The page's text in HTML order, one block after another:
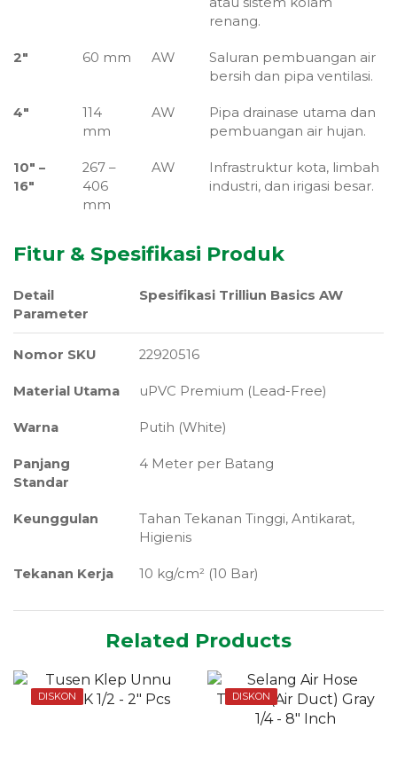
renang.
2″ 60 mm AW
Saluran pembuangan air
bersih dan pipa ventilasi.
4″
114
mm
AW
Pipa drainase utama dan
pembuangan air hujan.
10″ –
16″
267 –
406
mm
AW
Infrastruktur kota, limbah
industri, dan irigasi besar.
Fitur & Spesifikasi Produk
Detail
Parameter
Spesifikasi Trilliun Basics AW
Nomor SKU 22920516
Material Utama uPVC Premium (Lead-Free)
Warna Putih (White)
Panjang
Standar
4 Meter per Batang
Keunggulan
Tahan Tekanan Tinggi, Antikarat,
Higienis
Tekanan Kerja 10 kg/cm² (10 Bar)
Related Products
DISKON DISKON